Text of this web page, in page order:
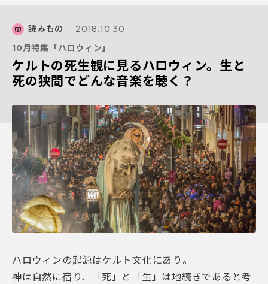
読みもの
2018.10.30
10月特集「ハロウィン」
ケルトの死生観に見るハロウィン。生と
死の狭間でどんな音楽を聴く？
ハロウィンの起源はケルト文化にあり。
神は自然に宿り、「死」と「生」は地続きであると考